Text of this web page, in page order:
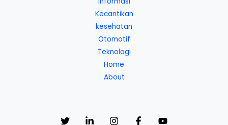
Kecantikan
kesehatan
Otomotif
Teknologi
Home
About